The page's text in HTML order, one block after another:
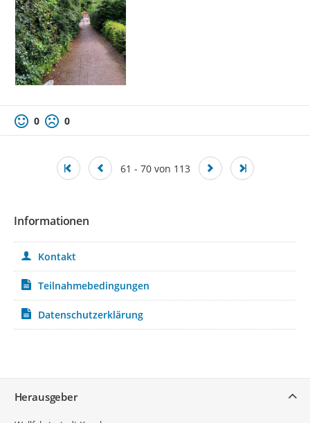
0 0
61 - 70 von 113
Informationen
Kontakt
Teilnahmebedingungen
Datenschutzerklärung
Herausgeber